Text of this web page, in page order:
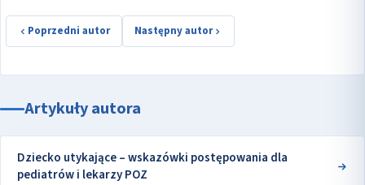
Poprzedni autor Następny autor
Artykuły autora
Dziecko utykające – wskazówki postępowania dla
pediatrów i lekarzy POZ